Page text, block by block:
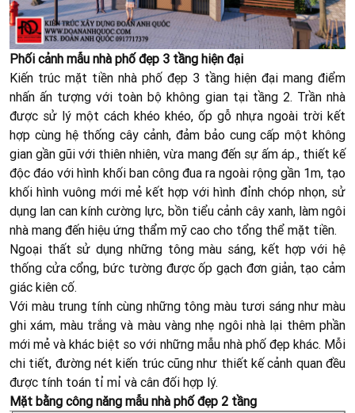
Phối cảnh mẫu nhà phố đẹp 3 tầng hiện đại
Kiến trúc mặt tiền nhà phố đẹp 3 tầng hiện đại mang điểm
nhấn ấn tượng với toàn bộ không gian tại tầng 2. Trần nhà
được sử lý một cách khéo khéo, ốp gỗ nhựa ngoài trời kết
hợp cùng hệ thống cây cảnh, đảm bảo cung cấp một không
gian gần gũi với thiên nhiên, vừa mang đến sự ấm áp., thiết kế
độc đáo với hình khối ban công đua ra ngoài rộng gần 1m, tạo
khối hình vuông mới mẻ kết hợp với hình đỉnh chóp nhọn, sử
dụng lan can kính cường lực, bồn tiểu cảnh cây xanh, làm ngôi
nhà mang đến hiệu ứng thẩm mỹ cao cho tổng thể mặt tiền.
Ngoại thất sử dụng những tông màu sáng, kết hợp với hệ
thống cửa cổng, bức tường được ốp gạch đơn giản, tạo cảm
giác kiên cố.
Với màu trung tính cùng những tông màu tươi sáng như màu
ghi xám, màu trắng và màu vàng nhẹ ngôi nhà lại thêm phần
mới mẻ và khác biệt so với những mẫu nhà phố đẹp khác. Mỗi
chi tiết, đường nét kiến trúc cũng như thiết kế cảnh quan đều
được tính toán tỉ mỉ và cân đối hợp lý.
Mặt bằng công năng mẫu nhà phố đẹp 2 tầng